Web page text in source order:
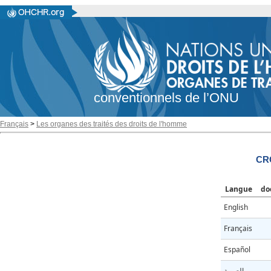
conventionnels de l’ONU
Français > Les organes des traités des droits de l'homme
Langue
English
Français
Español